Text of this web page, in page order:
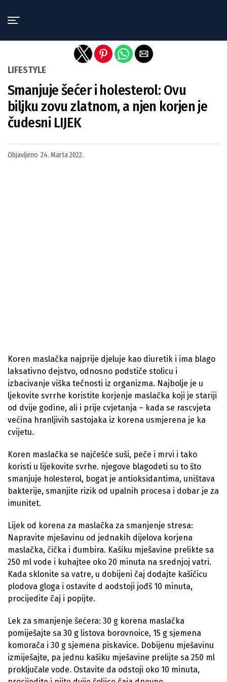
LIFESTYLE
Smanjuje šećer i holesterol: Ovu
biljku zovu zlatnom, a njen korjen je
čudesni LIJEK
Objavljeno 24. Marta 2022.
Koren maslačka najprije djeluje kao diuretik i ima blago
laksativno dejstvo, odnosno podstiče stolicu i
izbacivanje viška tečnosti iz organizma. Najbolje je u
ljekovite svrrhe koristite korjenje maslačka koji je stariji
od dvije godine, ali i prije cvjetanja – kada se rascvjeta
većina hranljivih sastojaka iz korena usmjerena je ka
cvijetu.
Koren maslačka se najčešće suši, peče i mrvi i tako
koristi u lijekovite svrhe. njegove blagodeti su to što
smanjuje holesterol, bogat je antioksidantima, uništava
bakterije, smanjite rizik od upalnih procesa i dobar je za
imunitet.
Lijek od korena za maslačka za smanjenje stresa:
Napravite mješavinu od jednakih dijelova korjena
maslačka, čička i đumbira. Kašiku mješavine prelikte sa
250 ml vode i kuhajtee oko 20 minuta na srednjoj vatri.
Kada sklonite sa vatre, u dobijeni čaj dodajte kašičicu
plodova gloga i ostavite d aodstoji jođš 10 minuta,
procijedite čaj i popijte.
Lek za smanjenje šećera: 30 g korena maslačka
pomiješajte sa 30 g listova borovnoice, 15 g sjemena
komorača i 30 g sjemena piskavice. Dobijenu mješavinu
izmiješajte, pa jednu kašiku mješavine prelijte sa 250 ml
proključale vode. Ostavite da odstoji oko 10 minuta,